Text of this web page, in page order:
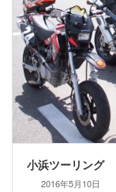
小浜ツーリング
2016年5月10日